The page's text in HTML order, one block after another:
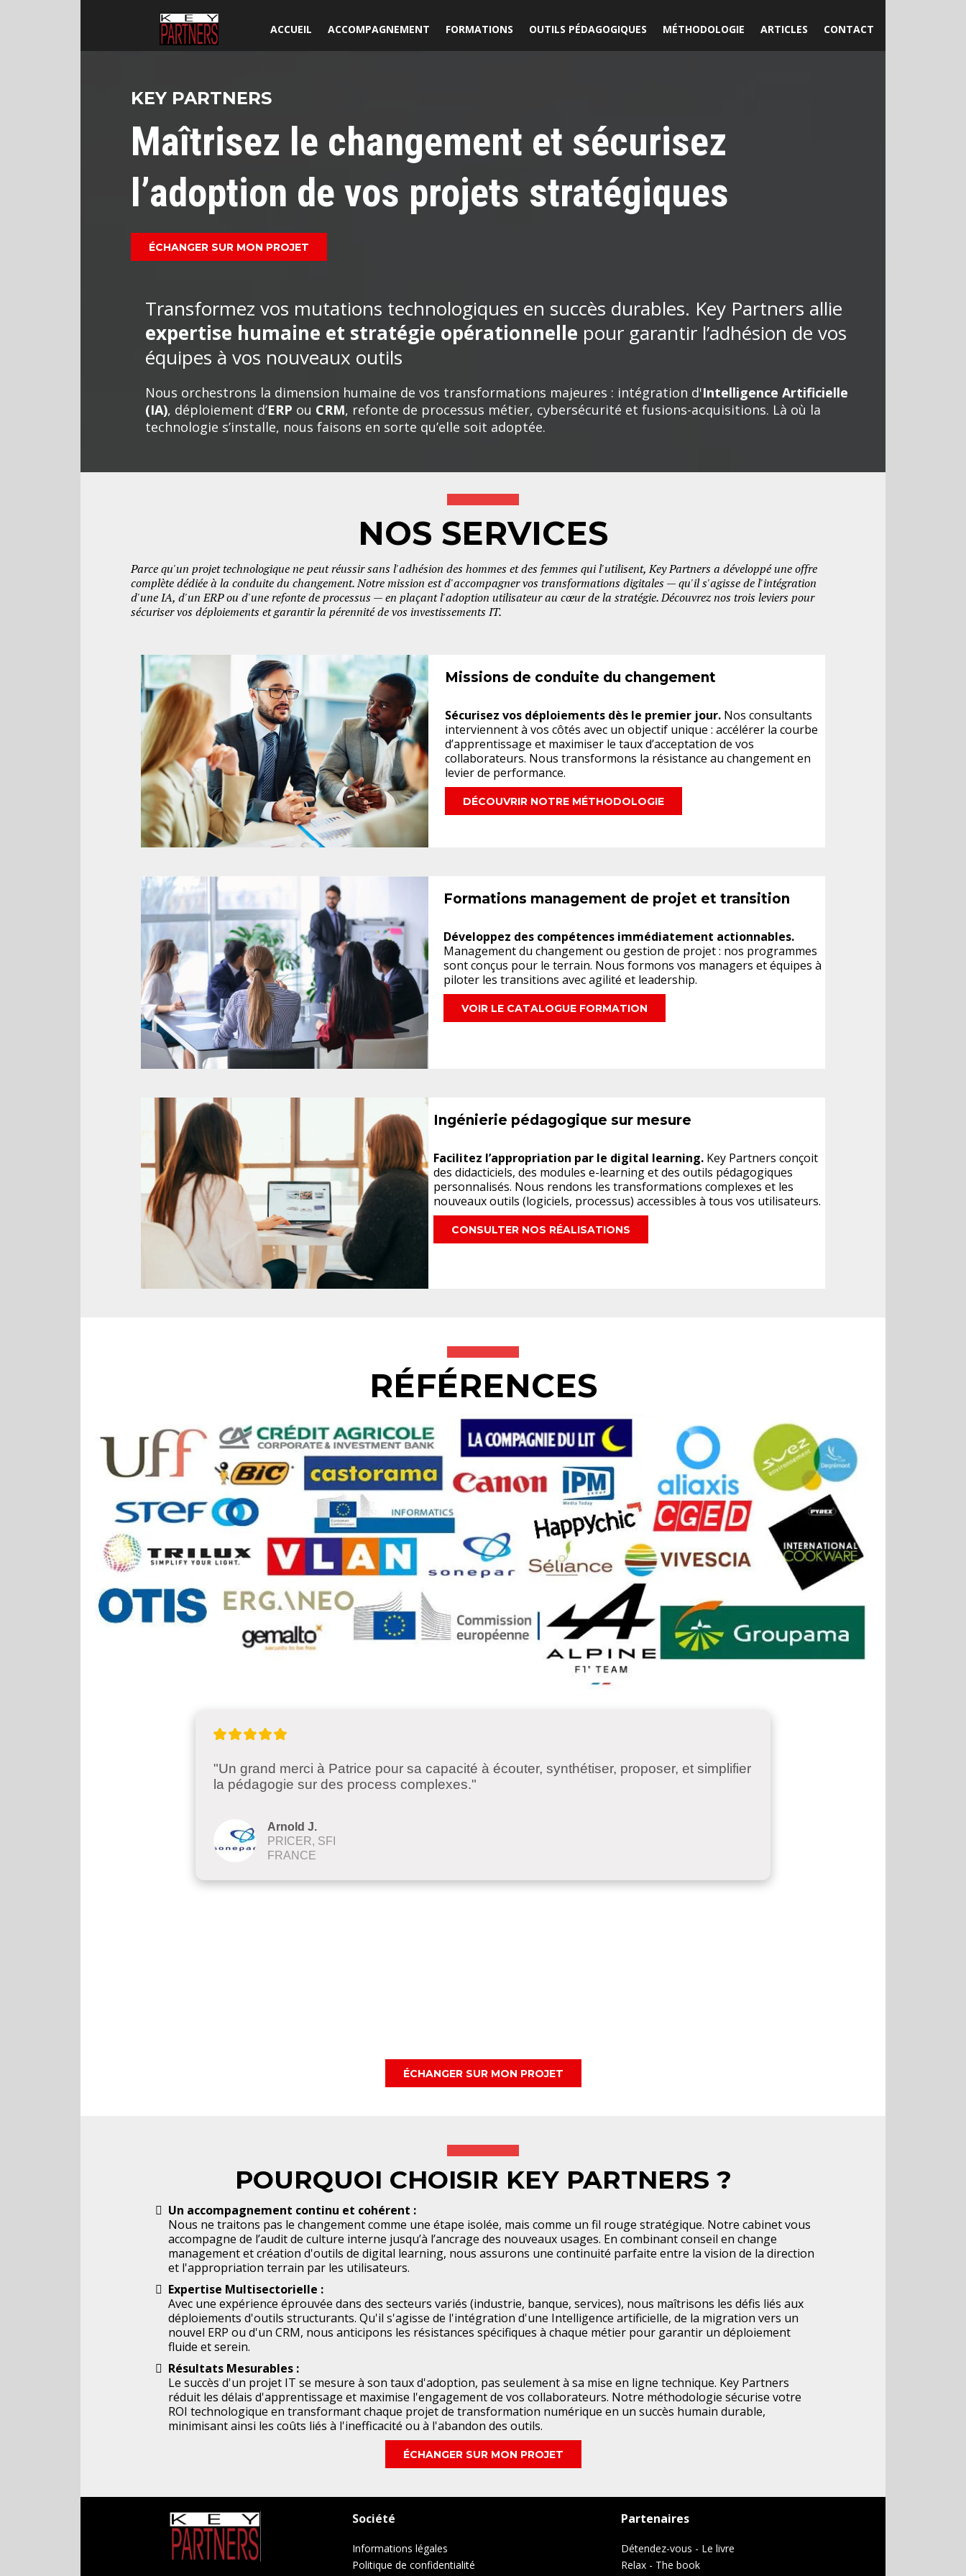
ACCUEIL ACCOMPAGNEMENT FORMATIONS OUTILS PÉDAGOGIQUES MÉTHODOLOGIE ARTICLES CONTACT
KEY PARTNERS
Maîtrisez le changement et sécurisez
l’adoption de vos projets stratégiques
ÉCHANGER SUR MON PROJET
Transformez vos mutations technologiques en succès durables. Key Partners allie
expertise humaine et stratégie opérationnelle pour garantir l’adhésion de vos
équipes à vos nouveaux outils
Nous orchestrons la dimension humaine de vos transformations majeures : intégration d'Intelligence Artificielle
(IA), déploiement d’ERP ou CRM, refonte de processus métier, cybersécurité et fusions-acquisitions. Là où la
technologie s’installe, nous faisons en sorte qu’elle soit adoptée.
NOS SERVICES
Parce qu'un projet technologique ne peut réussir sans l'adhésion des hommes et des femmes qui l'utilisent, Key Partners a développé une offre
complète dédiée à la conduite du changement. Notre mission est d'accompagner vos transformations digitales — qu'il s'agisse de l'intégration
d'une IA, d'un ERP ou d'une refonte de processus — en plaçant l'adoption utilisateur au cœur de la stratégie. Découvrez nos trois leviers pour
sécuriser vos déploiements et garantir la pérennité de vos investissements IT.
Missions de conduite du changement
Sécurisez vos déploiements dès le premier jour.Nos consultants
interviennent à vos côtés avec un objectif unique : accélérer la courbe
d’apprentissage et maximiser le taux d’acceptation de vos
collaborateurs. Nous transformons la résistance au changement en
levier de performance.
DÉCOUVRIR NOTRE MÉTHODOLOGIE
Formations management de projet et transition
Développez des compétences immédiatement actionnables.
Management du changement ou gestion de projet : nos programmes
sont conçus pour le terrain. Nous formons vos managers et équipes à
piloter les transitions avec agilité et leadership.
VOIR LE CATALOGUE FORMATION
Ingénierie pédagogique sur mesure
Facilitez l’appropriation par le digital learning.Key Partners conçoit
des didacticiels, des modules e-learning et des outils pédagogiques
personnalisés. Nous rendons les transformations complexes et les
nouveaux outils (logiciels, processus) accessibles à tous vos utilisateurs.
CONSULTER NOS RÉALISATIONS
RÉFÉRENCES
ÉCHANGER SUR MON PROJET
POURQUOI CHOISIR KEY PARTNERS ?
Un accompagnement continu et cohérent :
Nous ne traitons pas le changement comme une étape isolée, mais comme un fil rouge stratégique. Notre cabinet vous
accompagne de l’audit de culture interne jusqu’à l’ancrage des nouveaux usages. En combinant conseil en change
management et création d'outils de digital learning, nous assurons une continuité parfaite entre la vision de la direction
et l'appropriation terrain par les utilisateurs.
Expertise Multisectorielle :
Avec une expérience éprouvée dans des secteurs variés (industrie, banque, services), nous maîtrisons les défis liés aux
déploiements d'outils structurants. Qu'il s'agisse de l'intégration d'une Intelligence artificielle, de la migration vers un
nouvel ERP ou d'un CRM, nous anticipons les résistances spécifiques à chaque métier pour garantir un déploiement
fluide et serein.
Résultats Mesurables :
Le succès d'un projet IT se mesure à son taux d'adoption, pas seulement à sa mise en ligne technique. Key Partners
réduit les délais d'apprentissage et maximise l'engagement de vos collaborateurs. Notre méthodologie sécurise votre
ROI technologique en transformant chaque projet de transformation numérique en un succès humain durable,
minimisant ainsi les coûts liés à l'inefficacité ou à l'abandon des outils.
ÉCHANGER SUR MON PROJET
Société
​Informations légales
Politique de confidentialité
Partenaires
Détendez-vous - Le livre
​Relax - The book